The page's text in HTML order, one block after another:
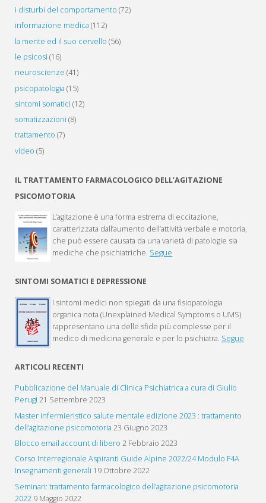
i disturbi del comportamento (72)
informazione medica (112)
la mente ed il suo cervello (56)
le psicosi (16)
neuroscienze (41)
psicopatologia (15)
sintomi somatici (12)
somatizzazioni (8)
trattamento (7)
video (5)
IL TRATTAMENTO FARMACOLOGICO DELL’AGITAZIONE
PSICOMOTORIA
L’agitazione è una forma estrema di eccitazione,
caratterizzata dall’aumento dell’attività verbale e motoria,
che può essere causata da una varietà di patologie sia
mediche che psichiatriche. Segue
SINTOMI SOMATICI E DEPRESSIONE
I sintomi medici non spiegati da una fisiopatologia
organica nota (Unexplained Medical Symptoms o UMS)
rappresentano una delle sfide più complesse per il
medico di medicina generale e per lo psichiatra. Segue
ARTICOLI RECENTI
Pubblicazione del Manuale di Clinica Psichiatrica a cura di Giulio
Perugi 21 Settembre 2023
Master infermieristico salute mentale edizione 2023 : trattamento
dell’agitazione psicomotoria 23 Giugno 2023
Blocco email account di libero 2 Febbraio 2023
Corso Interregionale Aspiranti Guide Alpine 2022/24 Modulo F4A
Insegnamenti generali 19 Ottobre 2022
Seminari: trattamento farmacologico dell’agitazione psicomotoria
2022 9 Maggio 2022